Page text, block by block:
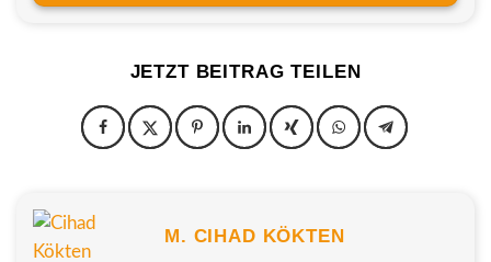
JETZT BEITRAG TEILEN
M. CIHAD KÖKTEN